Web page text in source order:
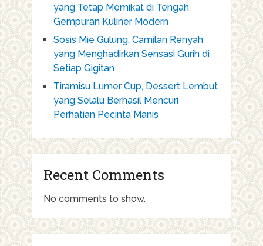
yang Tetap Memikat di Tengah
Gempuran Kuliner Modern
Sosis Mie Gulung, Camilan Renyah
yang Menghadirkan Sensasi Gurih di
Setiap Gigitan
Tiramisu Lumer Cup, Dessert Lembut
yang Selalu Berhasil Mencuri
Perhatian Pecinta Manis
Recent Comments
No comments to show.